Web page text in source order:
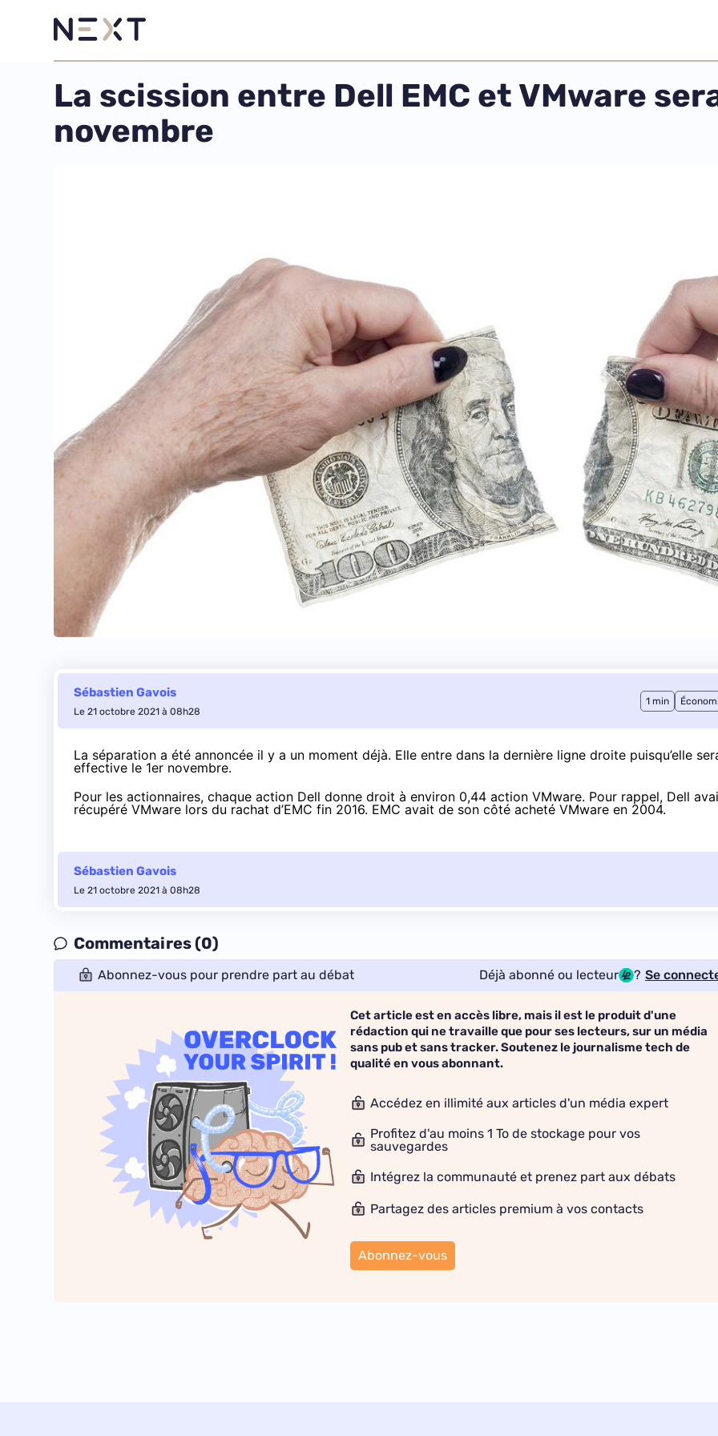
La scission entre Dell EMC et VMware
novembre
Sébastien Gavois
Le 21 octobre 2021 à 08h28
1 min
La séparation a été annoncée il y a un moment déjà. Elle entre dans la dernière ligne droite puisqu’elle
effective le 1er novembre.
Pour les actionnaires, chaque action Dell donne droit à environ 0,44 action VMware. Pour rappel, Dell
récupéré VMware lors du rachat d’EMC fin 2016. EMC avait de son côté acheté VMware en 2004.
Sébastien Gavois
Le 21 octobre 2021 à 08h28
Commentaires (0)
Abonnez-vous pour prendre part au débat Déjà abonné ou lecteur ? Se
Cet article est en accès libre, mais il est le produit d'une
rédaction qui ne travaille que pour ses lecteurs, sur un média
sans pub et sans tracker. Soutenez le journalisme tech de
qualité en vous abonnant.
Accédez en illimité aux articles d'un média expert
Profitez d'au moins 1 To de stockage pour vos
sauvegardes
Intégrez la communauté et prenez part aux débats
Partagez des articles premium à vos contacts
Abonnez-vous